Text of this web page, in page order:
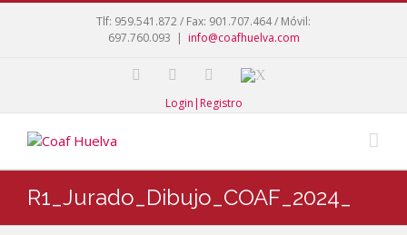
Tlf: 959.541.872 / Fax: 901.707.464 / Móvil:
697.760.093 | info@coafhuelva.com
Login|Registro
R1_Jurado_Dibujo_COAF_2024_